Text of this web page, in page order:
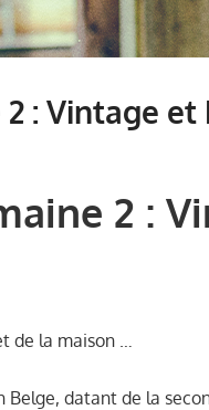
: Vintage et
2 :
de la maison …
datant de la